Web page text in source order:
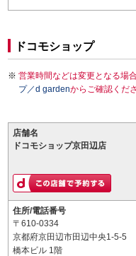
ドコモショップ
営業時間などは変更となる場
プ／d gardenからご確認くださ
店舗名
ドコモショップ京田辺店
住所/電話番号
〒610-0334
京都府京田辺市田辺中央1-5-5
橋本ビル 1階